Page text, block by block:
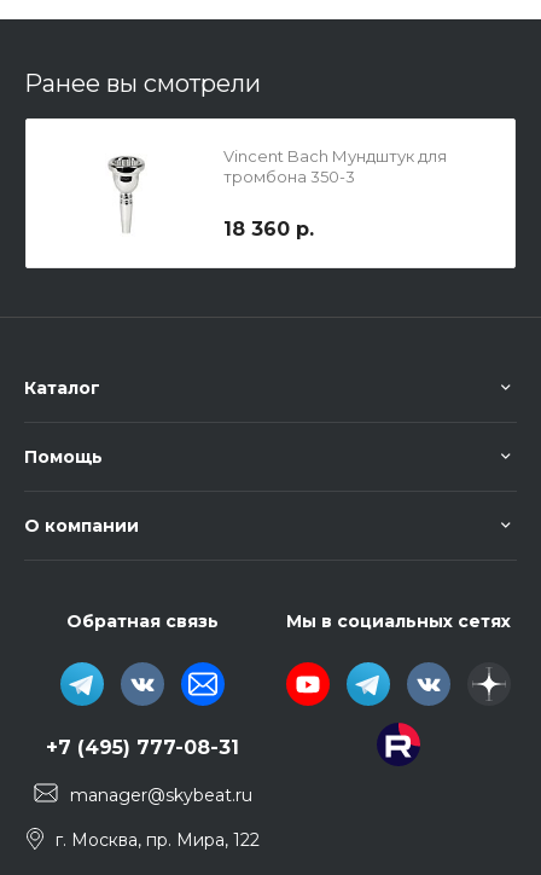
Ранее вы смотрели
Vincent Bach Мундштук для
тромбона 350-3
18 360 р.
Каталог
Помощь
О компании
Обратная связь
+7 (495) 777-08-31
manager@skybeat.ru
г. Москва, пр. Мира, 122
Мы в социальных сетях